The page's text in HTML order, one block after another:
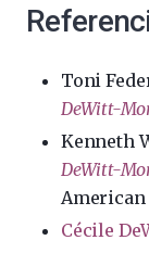
Toni
DeWitt-
Kenneth
DeWitt-
American
Cécile